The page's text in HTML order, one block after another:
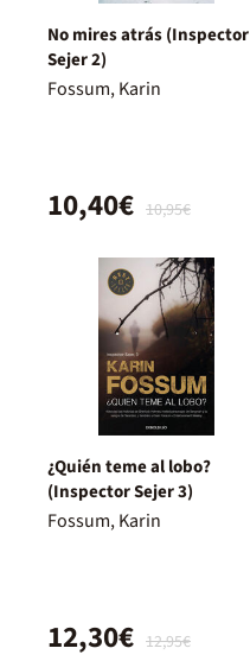
No mires atrás (Inspector
Sejer 2)
Fossum, Karin
10,95€
10,40€
¿Quién teme al lobo?
(Inspector Sejer 3)
Fossum, Karin
12,95€
12,30€